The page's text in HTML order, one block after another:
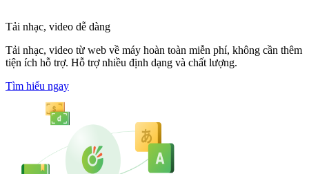
Tải nhạc, video dễ dàng
Tải nhạc, video từ web về máy hoàn toàn miễn phí, không cần thêm
tiện ích hỗ trợ. Hỗ trợ nhiều định dạng và chất lượng.
Tìm hiểu ngay